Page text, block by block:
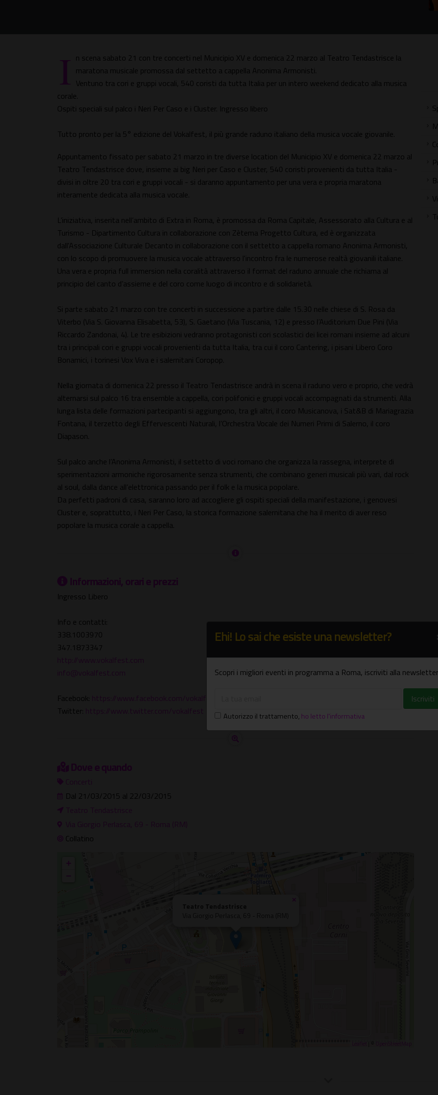
I n scena sabato 21 con tre concerti nel Municipio XV e domenica 22 marzo al Teatro Tendastrisce la
maratona musicale promossa dal settetto a cappella Anonima Armonisti.
Ventuno tra cori e gruppi vocali, 540 coristi da tutta Italia per un intero weekend dedicato alla musica
corale.
Ospiti speciali sul palco i Neri Per Caso e i Cluster. Ingresso libero
Tutto pronto per la 5° edizione del Vokalfest, il più grande raduno italiano della musica vocale giovanile.
Appuntamento fissato per sabato 21 marzo in tre diverse location del Municipio XV e domenica 22 marzo al
Teatro Tendastrisce dove, insieme ai big Neri per Caso e Cluster, 540 coristi provenienti da tutta Italia -
divisi in oltre 20 tra cori e gruppi vocali - si daranno appuntamento per una vera e propria maratona
interamente dedicata alla musica vocale.
L’iniziativa, inserita nell’ambito di Extra in Roma, è promossa da Roma Capitale, Assessorato alla Cultura e al
Turismo - Dipartimento Cultura in collaborazione con Zètema Progetto Cultura, ed è organizzata
dall'Associazione Culturale Decanto in collaborazione con il settetto a cappella romano Anonima Armonisti,
con lo scopo di promuovere la musica vocale attraverso l'incontro fra le numerose realtà giovanili italiane.
Una vera e propria full immersion nella coralità attraverso il format del raduno annuale che richiama al
principio del canto d’assieme e del coro come luogo di incontro e di solidarietà.
Si parte sabato 21 marzo con tre concerti in successione a partire dalle 15.30 nelle chiese di S. Rosa da
Viterbo (Via S. Giovanna Elisabetta, 53), S. Gaetano (Via Tuscania, 12) e presso l’Auditorium Due Pini (Via
Riccardo Zandonai, 4). Le tre esibizioni vedranno protagonisti cori scolastici dei licei romani insieme ad alcuni
tra i principali cori e gruppi vocali provenienti da tutta Italia, tra cui il coro Cantering, i pisani Libero Coro
Bonamici, i torinesi Vox Viva e i salernitani Coropop.
Nella giornata di domenica 22 presso il Teatro Tendastrisce andrà in scena il raduno vero e proprio, che vedrà
alternarsi sul palco 16 tra ensemble a cappella, cori polifonici e gruppi vocali accompagnati da strumenti. Alla
lunga lista delle formazioni partecipanti si aggiungono, tra gli altri, il coro Musicanova, i Sat&B di Mariagrazia
Fontana, il terzetto degli Effervescenti Naturali, l’Orchestra Vocale dei Numeri Primi di Salerno, il coro
Diapason.
Sul palco anche l’Anonima Armonisti, il settetto di voci romano che organizza la rassegna, interprete di
sperimentazioni armoniche rigorosamente senza strumenti, che combinano generi musicali più vari, dal rock
al soul, dalla dance all’elettronica passando per il folk e la musica popolare.
Da perfetti padroni di casa, saranno loro ad accogliere gli ospiti speciali della manifestazione, i genovesi
Cluster e, soprattutto, i Neri Per Caso, la storica formazione salernitana che ha il merito di aver reso
popolare la musica corale a cappella.
Informazioni, orari e prezzi
Ingresso Libero
Info e contatti:
338.1003970
347.1873347
http://www.vokalfest.com
info@vokalfest.com
Facebook: https://www.facebook.com/vokalfest
Twitter: https://www.twitter.com/vokalfest
Dove e quando
Concerti
Dal 21/03/2015 al 22/03/2015
Teatro Tendastrisce
Via Giorgio Perlasca, 69 - Roma (RM)
Collatino
×
+
−
Ehi! Lo sai che esiste una newsletter?
Scopri i migliori eventi in programma a Roma, iscriviti alla
Autorizzo il trattamento, ho letto l'informativa